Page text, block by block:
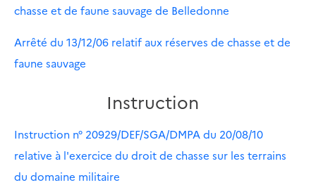
chasse et de faune sauvage de Belledonne
Arrêté du 13/12/06 relatif aux réserves de chasse et de
faune sauvage
Instruction
Instruction n° 20929/DEF/SGA/DMPA du 20/08/10
relative à l'exercice du droit de chasse sur les terrains
du domaine militaire